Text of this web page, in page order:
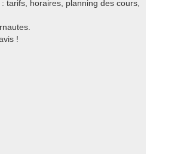
tarifs, horaires, planning des cours,
!